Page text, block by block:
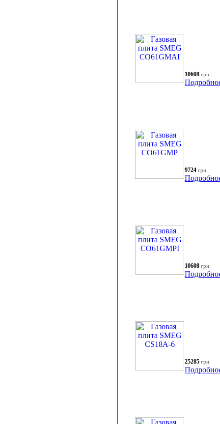
10608 грн.
9724 грн.
10608 грн.
25285 грн.